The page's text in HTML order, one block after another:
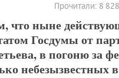
Прочитали: 8
что ныне
Госдумы от
в погоню за
небезызвестных в